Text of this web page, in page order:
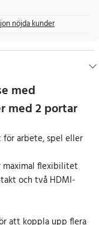
nöjda kunder
med
med 2 portar
för arbete, spel eller
maximal flexibilitet
och två HDMI-
att koppla upp flera